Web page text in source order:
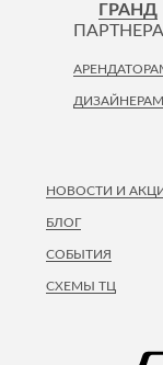
ГРАНД
НОВОСТИ И
БЛОГ
СОБЫТИЯ
СХЕМЫ ТЦ
ДИЗАЙНЕРАМ